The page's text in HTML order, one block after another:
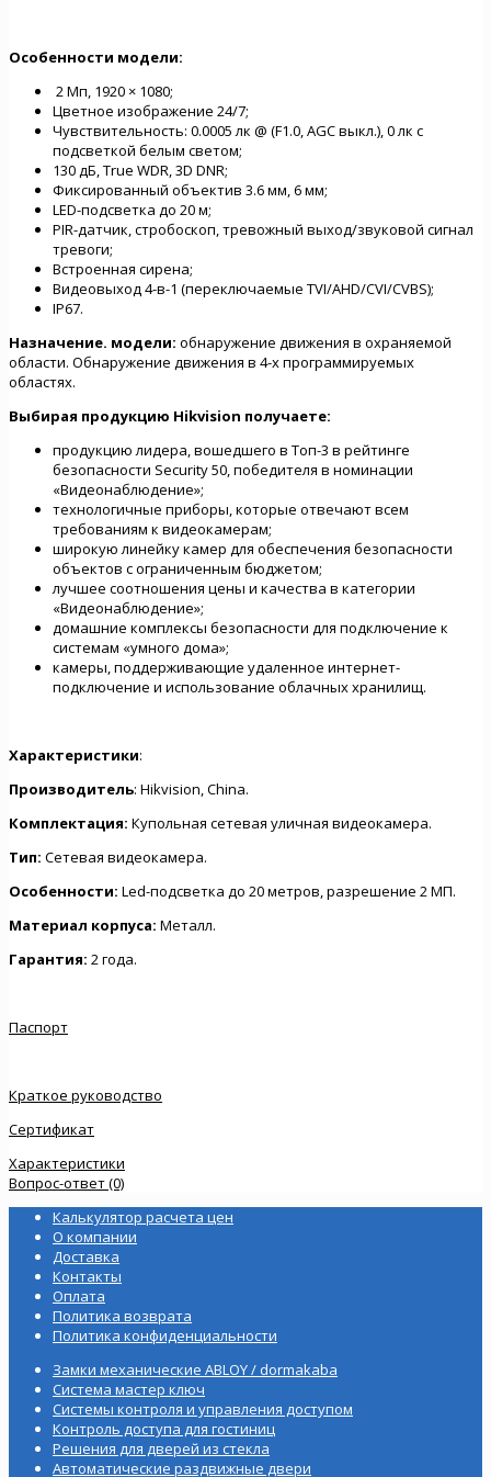
Особенности модели:
2 Mп, 1920 × 1080;
Цветное изображение 24/7;
Чувствительность: 0.0005 лк @ (F1.0, AGC выкл.), 0 лк с
подсветкой белым светом;
130 дБ, True WDR, 3D DNR;
Фиксированный объектив 3.6 мм, 6 мм;
LED-подсветка до 20 м;
PIR-датчик, стробоскоп, тревожный выход/звуковой сигнал
тревоги;
Встроенная сирена;
Видеовыход 4-в-1 (переключаемые TVI/AHD/CVI/CVBS);
IP67.
Назначение. модели: обнаружение движения в охраняемой
области. Обнаружение движения в 4-х программируемых
областях.
Выбирая продукцию Hikvision получаете:
продукцию лидера, вошедшего в Топ-3 в рейтинге
безопасности Security 50, победителя в номинации
«Видеонаблюдение»;
технологичные приборы, которые отвечают всем
требованиям к видеокамерам;
широкую линейку камер для обеспечения безопасности
объектов с ограниченным бюджетом;
лучшее соотношения цены и качества в категории
«Видеонаблюдение»;
домашние комплексы безопасности для подключение к
системам «умного дома»;
камеры, поддерживающие удаленное интернет-
подключение и использование облачных хранилищ.
Характеристики:
Производитель: Hikvision, China.
Комплектация: Купольная сетевая уличная видеокамера.
Тип: Сетевая видеокамера.
Особенности: Led-подсветка до 20 метров, разрешение 2 МП.
Материал корпуса: Металл.
Гарантия: 2 года.
Паспорт
Краткое руководство
Сертификат
Характеристики
Вопрос-ответ (0)
Калькулятор расчета цен
О компании
Доставка
Контакты
Оплата
Политика возврата
Политика конфиденциальности
Замки механические ABLOY / dormakaba
Система мастер ключ
Системы контроля и управления доступом
Контроль доступа для гостиниц
Решения для дверей из стекла
Автоматические раздвижные двери